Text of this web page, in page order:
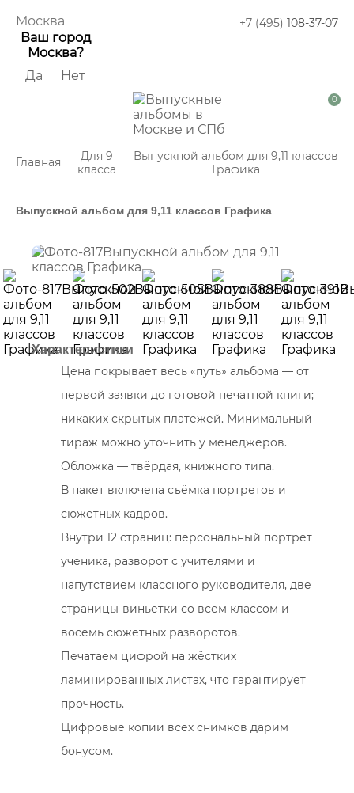
Москва
Ваш город
Москва?
Да
Нет
+7 (495) 108-37-07
0
Главная
Для 9
класса
Выпускной альбом для 9,11 классов
Графика
Выпускной альбом для 9,11 классов Графика
Характеристики
Цена покрывает весь «путь» альбома — от
первой заявки до готовой печатной книги;
никаких скрытых платежей. Минимальный
тираж можно уточнить у менеджеров.
Обложка — твёрдая, книжного типа.
В пакет включена съёмка портретов и
сюжетных кадров.
Внутри 12 страниц: персональный портрет
ученика, разворот с учителями и
напутствием классного руководителя, две
страницы-виньетки со всем классом и
восемь сюжетных разворотов.
Печатаем цифрой на жёстких
ламинированных листах, что гарантирует
прочность.
Цифровые копии всех снимков дарим
бонусом.